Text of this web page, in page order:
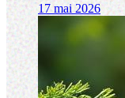
17 mai 2026